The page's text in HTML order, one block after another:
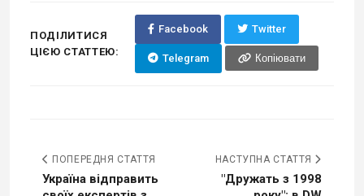
ПОДІЛИТИСЯ
ЦІЄЮ СТАТТЕЮ:
Facebook Twitter
Telegram Копіювати
ПОПЕРЕДНЯ СТАТТЯ
Україна відправить
НАСТУПНА СТАТТЯ
"Дружать з 1998